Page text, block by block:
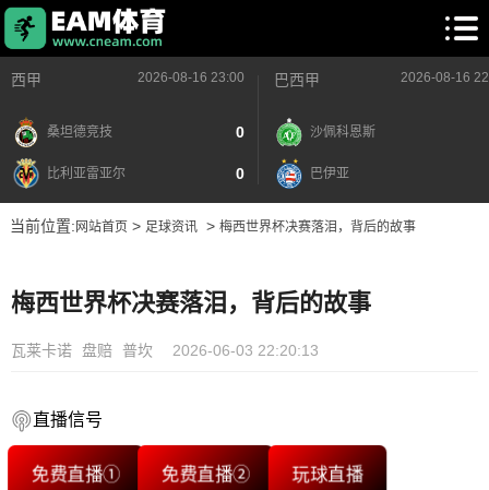
西甲 2026-08-16 23:00
桑坦德竞技 0
比利亚雷亚尔 0
巴西甲 2026-08-16
沙佩科恩斯
巴伊亚
当前位置: 网站首页> 足球资讯> 梅西世界杯决赛落泪，背后的故事
梅西世界杯决赛落泪，背后的故事
瓦莱卡诺 盘赔 普坎 2026-06-03 22:20:13
直播信号
免费直播① 免费直播② 玩球直播